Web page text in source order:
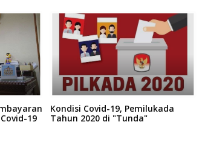
19
Kondisi Covid-19, Pemilukada
Tahun 2020 di "Tunda"